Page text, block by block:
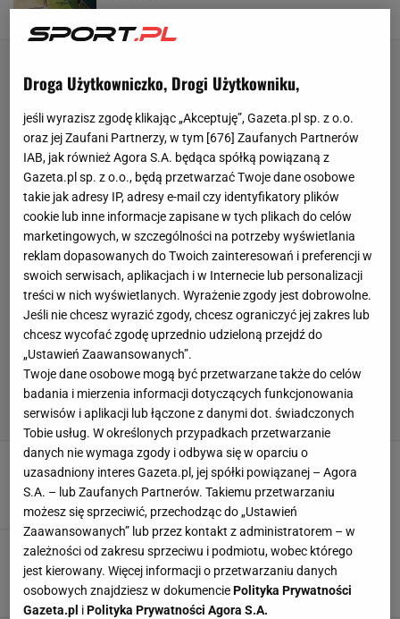
Iga Świątek wróciła do akcji
Agnieszka Piskorz,7 CZERWCA 2026, 21:02
Poruszenie w Legii. Oto kto się pojawił na
treningu u Papszuna
Hubert Rybkowski,21 KWIETNIA 2026, 18:05
Droga Użytkowniczko, Drogi Użytkowniku,
jeśli wyrazisz zgodę klikając „Akceptuję”, Gazeta.pl sp. z o.o.
oraz jej Zaufani Partnerzy, w tym [676] Zaufanych Partnerów
IAB, jak również Agora S.A. będąca spółką powiązaną z
Gazeta.pl sp. z o.o., będą przetwarzać Twoje dane osobowe
takie jak adresy IP, adresy e-mail czy identyfikatory plików
cookie lub inne informacje zapisane w tych plikach do celów
marketingowych, w szczególności na potrzeby wyświetlania
reklam dopasowanych do Twoich zainteresowań i preferencji w
swoich serwisach, aplikacjach i w Internecie lub personalizacji
treści w nich wyświetlanych. Wyrażenie zgody jest dobrowolne.
Jeśli nie chcesz wyrazić zgody, chcesz ograniczyć jej zakres lub
chcesz wycofać zgodę uprzednio udzieloną przejdź do
„Ustawień Zaawansowanych”.
Twoje dane osobowe mogą być przetwarzane także do celów
badania i mierzenia informacji dotyczących funkcjonowania
serwisów i aplikacji lub łączone z danymi dot. świadczonych
Tobie usług. W określonych przypadkach przetwarzanie
danych nie wymaga zgody i odbywa się w oparciu o
uzasadniony interes Gazeta.pl, jej spółki powiązanej – Agora
S.A. – lub Zaufanych Partnerów. Takiemu przetwarzaniu
możesz się sprzeciwić, przechodząc do „Ustawień
Zaawansowanych” lub przez kontakt z administratorem – w
zależności od zakresu sprzeciwu i podmiotu, wobec którego
jest kierowany. Więcej informacji o przetwarzaniu danych
osobowych znajdziesz w dokumenciePolityka Prywatności
Gazeta.pl iPolityka Prywatności Agora S.A.